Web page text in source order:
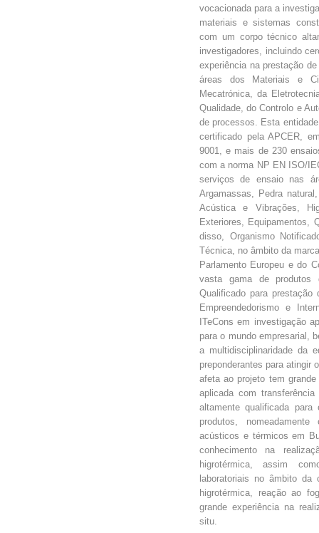
vocacionada para a
materiais e sistemas
com um corpo técnico
investigadores, incluindo
experiência na prestação
áreas dos Materiais e
Mecatrónica, da
Qualidade, do Controlo e
de processos. Esta
certificado pela APCER,
9001, e mais de 230
com a norma NP EN ISO/
serviços de ensaio nas
Argamassas, Pedra
Acústica e Vibrações,
Exteriores, Equipamentos,
disso, Organismo
Técnica, no âmbito da
Parlamento Europeu e do
vasta gama de produtos
Qualificado para
Empreendedorismo e
ITeCons em investigação
para o mundo empresarial,
a multidisciplinaridade da
preponderantes para atingir
afeta ao projeto tem
aplicada com
altamente qualificada
produtos,
acústicos e térmicos em
conhecimento na
higrotérmica, assim
laboratoriais no âmbito da
higrotérmica, reação ao
grande experiência na
situ.